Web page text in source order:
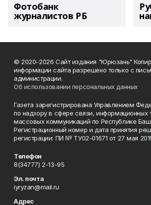
Фотобанк
журналистов РБ
© 2020-2026 Сайт издания "Юрюзань"
информации сайта разрешено только с
администрации.
Об использовании персональных данных
Газета зарегистрирована Управлением
по надзору в сфере связи, информационных
массовых коммуникаций по Республике
Регистрационный номер и дата принятия
регистрации: ПИ № ТУ02-01671 от 27 мая
Телефон
8(34777) 2-13-95
Эл. почта
iyryzan@mail.ru
Адрес